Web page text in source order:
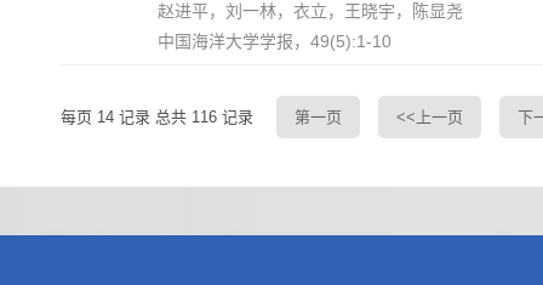
赵进平，刘一林，衣立，王晓宇，陈显尧
中国海洋大学学报，49(5):1-10
每页 14 记录 总共 116 记录 第一页 <<上一页 下